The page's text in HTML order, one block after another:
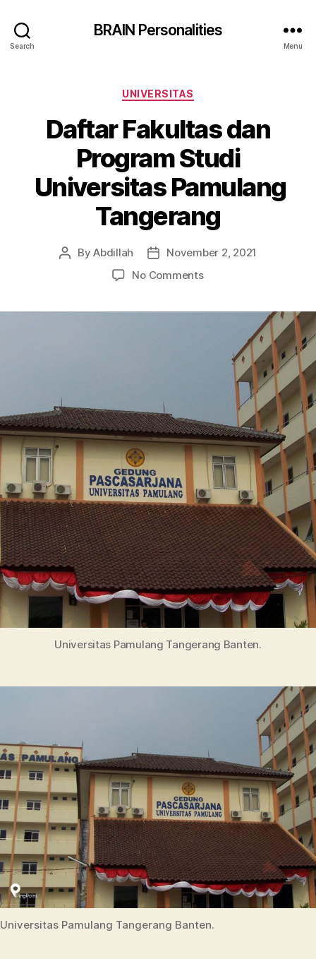
Search
BRAIN Personalities
Menu
Categories
UNIVERSITAS
Daftar Fakultas dan
Program Studi
Universitas Pamulang
Tangerang
PostByAbdillah
Post
date
November 2, 2021
No Commentson
Universitas
Pamulang
Tangerang
Universitas Pamulang Tangerang Banten.
Universitas Pamulang Tangerang Banten.